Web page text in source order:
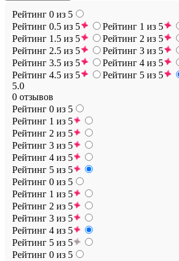
Рейтинг 0 из 5
Рейтинг 0.5 из 5
Рейтинг 1 из 5
Рейтинг 1.5 из 5
Рейтинг 2 из 5
Рейтинг 2.5 из 5
Рейтинг 3 из 5
Рейтинг 3.5 из 5
Рейтинг 4 из 5
Рейтинг 4.5 из 5
Рейтинг 5 из 5
5.0
0 отзывов
Рейтинг 0 из 5
Рейтинг 1 из 5
Рейтинг 2 из 5
Рейтинг 3 из 5
Рейтинг 4 из 5
Рейтинг 5 из 5
Рейтинг 0 из 5
Рейтинг 1 из 5
Рейтинг 2 из 5
Рейтинг 3 из 5
Рейтинг 4 из 5
Рейтинг 5 из 5
Рейтинг 0 из 5